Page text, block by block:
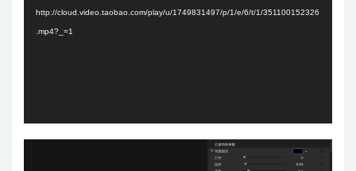
http://cloud.video.taobao.com/play/u/1749831497/p/1/e/6/t/1/351100152326
.mp4?_=1